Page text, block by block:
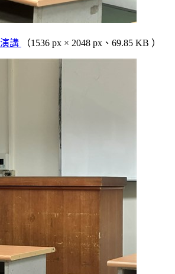
講 （1536 px × 2048 px、69.85 KB ）